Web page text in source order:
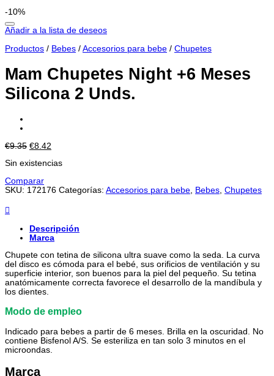
-10%
Añadir a la lista de deseos
Productos / Bebes / Accesorios para bebe / Chupetes
Mam Chupetes Night +6 Meses
Silicona 2 Unds.
€9.35 El
original
€9.35.
€8.42
actual
Sin existencias
Comparar
SKU: 172176 Categorías: Accesorios para bebe Bebes Chupetes
Descripción
Marca
Chupete con tetina de silicona ultra suave como la seda. La curva
del disco es cómoda para el bebé, sus orificios de ventilación y su
superficie interior, son buenos para la piel del pequeño. Su tetina
anatómicamente correcta favorece el desarrollo de la mandíbula y
los dientes.
Modo de empleo
Indicado para bebes a partir de 6 meses. Brilla en la oscuridad. No
contiene Bisfenol A/S. Se esteriliza en tan solo 3 minutos en el
microondas.
Marca